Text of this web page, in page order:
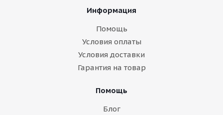
Информация
Помощь
Условия оплаты
Условия доставки
Гарантия на товар
Помощь
Блог